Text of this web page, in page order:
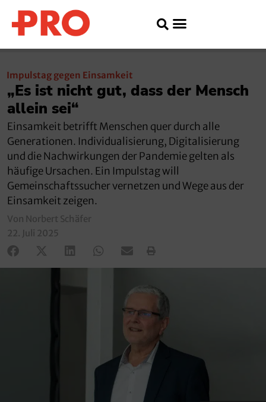
Impulstag gegen Einsamkeit
„Es ist nicht gut, dass der Mensch
allein sei“
Einsamkeit betrifft Menschen quer durch alle
Generationen. Individualisierung, Digitalisierung
und die Nachwirkungen der Pandemie gelten als
häufige Ursachen. Ein Impulstag will
Gemeinschaftssucher vernetzen und Wege aus der
Einsamkeit zeigen.
Von Norbert Schäfer
22. Juli 2025